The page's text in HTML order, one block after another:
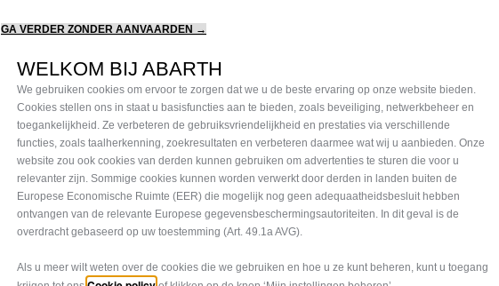
van de markt. Deze wijzigingen kunnen
wijzigen van de distributie van connected
omvatten. De connected services van
pakket worden overgebracht naar die
pakket.Klanten worden verzocht
gebruiksvoorwaarden te raadplegen die
voor connected services van Abarth om
wijzigingen. In geval van substantiële
kennisgeving naar de betrokken
hulp kunt u contact opnemen met de
GA VERDER ZONDER AANVAARDEN →
WELKOM BIJ ABARTH
We gebruiken cookies om ervoor te zorgen dat we u de beste ervaring op onze website bieden.
Cookies stellen ons in staat u basisfuncties aan te bieden, zoals beveiliging, netwerkbeheer en
toegankelijkheid. Ze verbeteren de gebruiksvriendelijkheid en prestaties via verschillende
functies, zoals taalherkenning, zoekresultaten en verbeteren daarmee wat wij u aanbieden. Onze
website zou ook cookies van derden kunnen gebruiken om advertenties te sturen die voor u
relevanter zijn. Sommige cookies kunnen worden verwerkt door derden in landen buiten de
Europese Economische Ruimte (EER) die mogelijk nog geen adequaatheidsbesluit hebben
ontvangen van de relevante Europese gegevensbeschermingsautoriteiten. In dit geval is de
overdracht gebaseerd op uw toestemming (Art. 49.1a AVG).
Als u meer wilt weten over de cookies die we gebruiken en hoe u ze kunt beheren, kunt u toegang